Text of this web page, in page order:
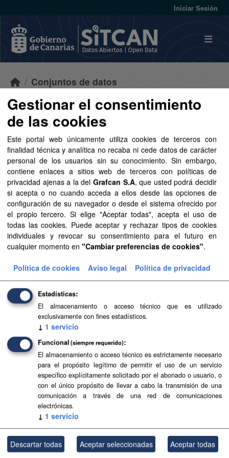
Iniciar Sesión
Conjuntos de datos
Ordenar por
2 conjuntos de datos
encontrados
Formatos: CSV SHP GeoJSON
Licencias:
Aviso Legal del Gobierno de Canarias
Filtrar Resultados
Centros educativos
Centros educativos y áreas de influencia de educación
infantil, primaria y secundaria de Canarias.
GeoJSON SHP CSV
DESA
Desfribriladores Semiautomáticos y Automáticos Externos
(DESA).
GeoJSON
Usted también puede acceder a este registro utilizando losAPI(ver
API Docs ).
Gestionar el consentimiento
de las cookies
Este portal web únicamente utiliza cookies de terceros con
finalidad técnica y analítica no recaba ni cede datos de carácter
personal de los usuarios sin su conocimiento. Sin embargo,
contiene enlaces a sitios web de terceros con políticas de
privacidad ajenas a la del Grafcan S.A, que usted podrá decidir
si acepta o no cuando acceda a ellos desde las opciones de
configuración de su navegador o desde el sistema ofrecido por
el propio tercero. Si elige "Aceptar todas", acepta el uso de
todas las cookies. Puede aceptar y rechazar tipos de cookies
individuales y revocar su consentimiento para el futuro en
cualquier momento en "Cambiar preferencias de cookies".
Política de cookies Aviso legal Política de privacidad
Estadísticas
El almacenamiento o acceso técnico que es utilizado
exclusivamente con fines estadísticos.
↓ 1 servicio
Funcional (siempre requerido)
El almacenamiento o acceso técnico es estrictamente necesario
para el propósito legítimo de permitir el uso de un servicio
específico explícitamente solicitado por el abonado o usuario, o
con el único propósito de llevar a cabo la transmisión de una
comunicación a través de una red de comunicaciones
electrónicas.
↓ 1 servicio
Descartar todas Aceptar seleccionadas Aceptar todas